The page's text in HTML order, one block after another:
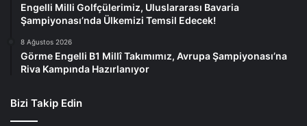
Engelli Milli Golfçülerimiz, Uluslararası Bavaria
Şampiyonası’nda Ülkemizi Temsil Edecek!
8 Ağustos 2026
Görme Engelli B1 Millî Takımımız, Avrupa Şampiyonası’na
Riva Kampında Hazırlanıyor
Bizi Takip Edin